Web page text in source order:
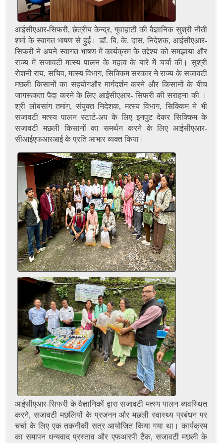
आईसीएआर-सिफरी, छेत्रीय केन्द्र, गुवाहाटी की वैज्ञानिक सुश्री नीती
शर्मा के स्वागत भाषण से हुई। डॉ. बि. के. दास, निदेशक, आईसीएआर-
सिफरी ने अपने स्वागत भाषण में कार्यक्रम के उद्देश्य को समझाया और
राज्य में सजावटी मत्स्य पालन के महत्व के बारे में चर्चा की। सुश्री
रोशनी राय, सचिव, मत्स्य विभाग, सिक्किम सरकार ने राज्य के सजावटी
मछली किसानों का सहयोगऔर मार्गदर्शन करने और किसानों के बीच
जागरूकता पैदा करने के लिए आईसीएआर- सिफरी की सराहना की ।
श्री लोबसांग तमांग, संयुक्त निदेशक, मत्स्य विभाग, सिक्किम ने भी
सजावटी मत्स्य पालन स्टार्ट-अप के लिए इनपुट देकर सिक्किम के
सजावटी मछली किसानों का समर्थन करने के लिए आईसीएआर-
सीआईएफआरआई के प्रति आभार व्यक्त किया।
आईसीएआर-सिफरी के वैज्ञानिकों द्वारा सजावटी मत्स्य पालन व्यवस्थित
करने, सजावटी मछलियों के प्रजनन और मछली स्वास्थ्य प्रबंधन पर
चर्चा के लिए एक तकनीकी सत्र आयोजित किया गया था। कार्यक्रम
का समापन धन्यवाद प्रस्ताव और एफआरपी टैंक, सजावटी मछली के